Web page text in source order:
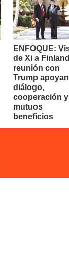
ENFOQUE:
de Xi a
reunión con
Trump apoyan
diálogo,
cooperación y
mutuos
beneficios